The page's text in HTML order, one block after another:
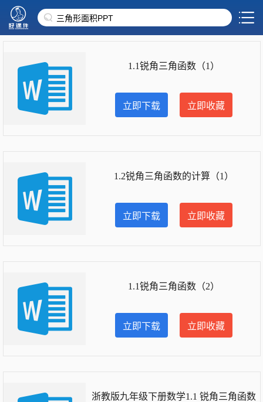
1.1锐角三角函数（1）
立即下载 立即收藏
1.2锐角三角函数的计算（1）
立即下载 立即收藏
1.1锐角三角函数（2）
立即下载 立即收藏
浙教版九年级下册数学1.1 锐角三角函数